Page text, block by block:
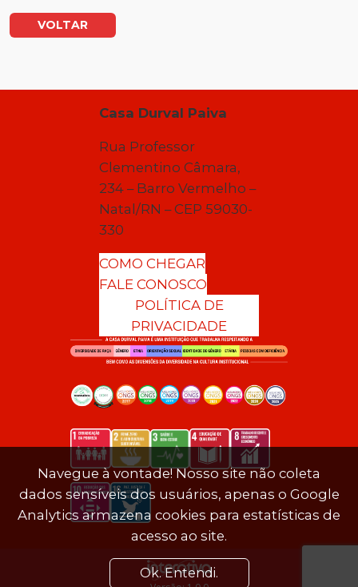
VOLTAR
Casa Durval Paiva
Rua Professor
Clementino Câmara,
234 – Barro Vermelho –
Natal/RN – CEP 59030-
330
COMO CHEGAR
FALE CONOSCO
POLÍTICA DE
PRIVACIDADE
Navegue à vontade! Nosso site não coleta
dados sensíveis dos usuários, apenas o Google
Analytics armazena cookies para estatísticas de
acesso ao site.
Ok. Entendi.